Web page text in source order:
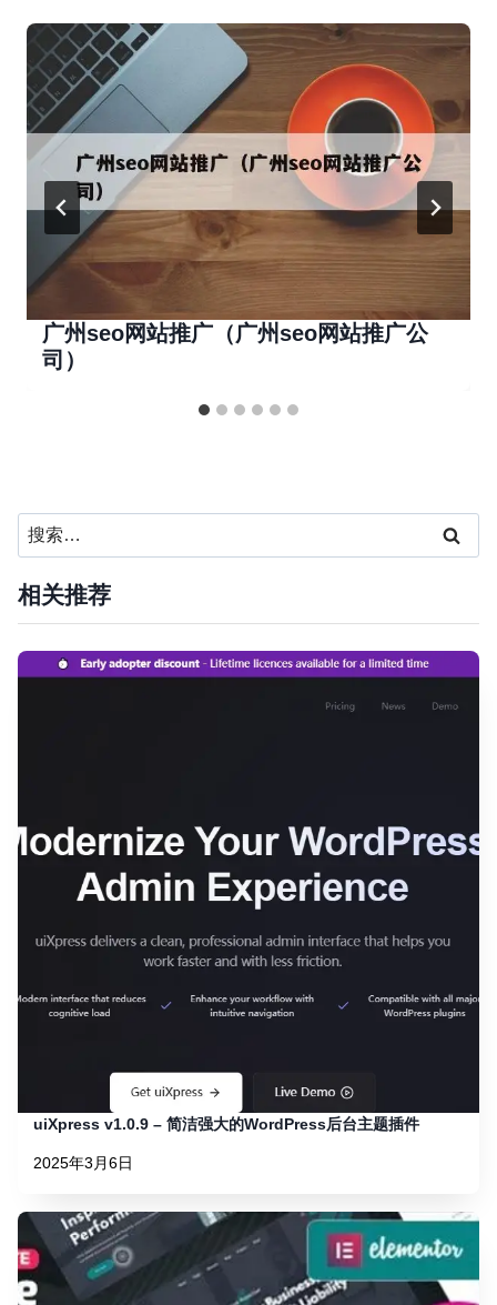
广州seo网站推广（广州seo网站推广公
司）
搜
索：
相关推荐
uiXpress v1.0.9 – 简洁强大的WordPress后台主题插件
2025年3月6日